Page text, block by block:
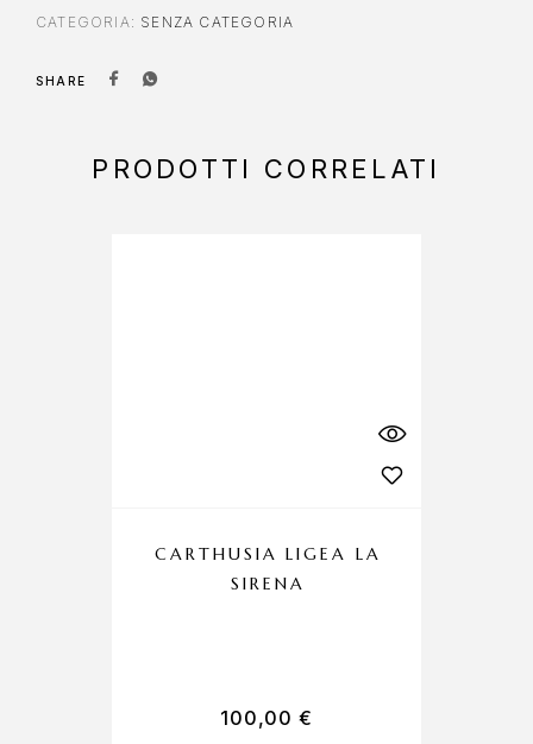
CATEGORIA: SENZA CATEGORIA
SHARE
PRODOTTI CORRELATI
CARTHUSIA LIGEA LA
SIRENA
100,00 €